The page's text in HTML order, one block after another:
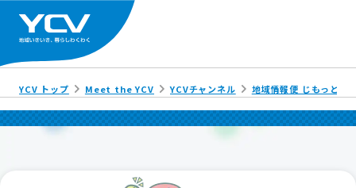
YCV トップ Meet the YCV YCVチャンネル 地域情報便 じもっと!!